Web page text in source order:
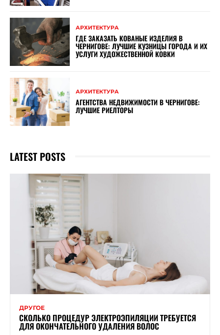
АРХИТЕКТУРА
ГДЕ ЗАКАЗАТЬ КОВАНЫЕ ИЗДЕЛИЯ В
ЧЕРНИГОВЕ: ЛУЧШИЕ КУЗНИЦЫ ГОРОДА И ИХ
УСЛУГИ ХУДОЖЕСТВЕННОЙ КОВКИ
АРХИТЕКТУРА
АГЕНТСТВА НЕДВИЖИМОСТИ В ЧЕРНИГОВЕ:
ЛУЧШИЕ РИЕЛТОРЫ
LATEST POSTS
ДРУГОЕ
СКОЛЬКО ПРОЦЕДУР ЭЛЕКТРОЭПИЛЯЦИИ ТРЕБУЕТСЯ
ДЛЯ ОКОНЧАТЕЛЬНОГО УДАЛЕНИЯ ВОЛОС